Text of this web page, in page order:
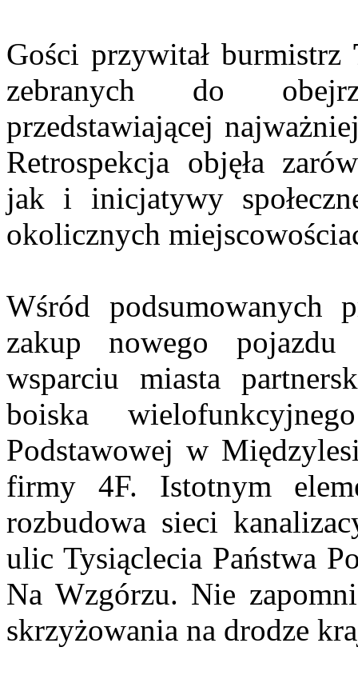
Gości przywitał burmistrz
zebranych do
przedstawiającej
Retrospekcja objęła
jak i inicjatywy
okolicznych
Wśród podsumowanych
zakup nowego
wsparciu miasta
boiska
Podstawowej w
firmy 4F. Istotnym
rozbudowa sieci
ulic Tysiąclecia Państwa
Na Wzgórzu. Nie
skrzyżowania na drodze